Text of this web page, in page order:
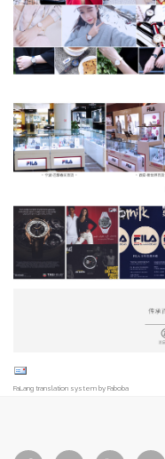
FaLang translation system by Faboba